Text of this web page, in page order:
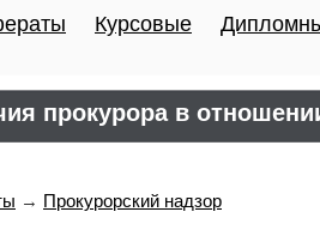
Курсовые
прокурора в
→ Прокурорский надзор